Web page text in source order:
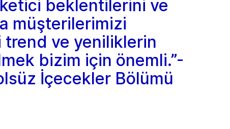
beklentilerini ve
müşterilerimizi
ve yeniliklerin
bizim için önemli.”-
İçecekler Bölümü